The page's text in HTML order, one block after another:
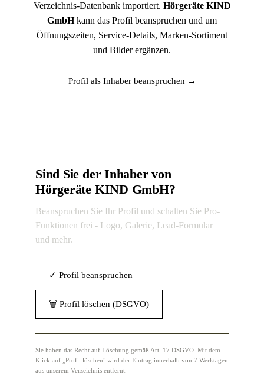
Verzeichnis-Datenbank importiert. Hörgeräte KIND
GmbHkann das Profil beanspruchen und um
Öffnungszeiten, Service-Details, Marken-Sortiment
und Bilder ergänzen.
Profil als Inhaber beanspruchen →
Sind Sie der Inhaber von
Hörgeräte KIND GmbH?
Beanspruchen Sie Ihr Profil und schalten Sie Pro-
Funktionen frei - Logo, Galerie, Lead-Formular
und mehr.
✓ Profil beanspruchen
🗑 Profil löschen (DSGVO)
Sie haben das Recht auf Löschung gemäß Art. 17 DSGVO. Mit dem
Klick auf „Profil löschen" wird der Eintrag innerhalb von 7 Werktagen
aus unserem Verzeichnis entfernt.